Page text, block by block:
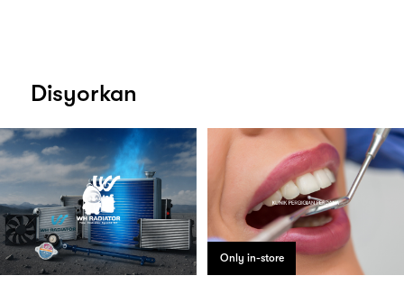
Disyorkan
Only in-store